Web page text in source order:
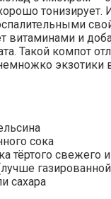
тонизирует.
витаминами и
Такой компот
экзотики
сока
тёртого свежего
сахара